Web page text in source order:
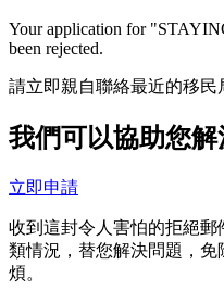
Your application for "
been rejected.
請立即親自聯絡最近的移民
我們可以協助您解
立即申請
收到這封令人害怕的拒絕
類情況，替您解決問題，
煩。